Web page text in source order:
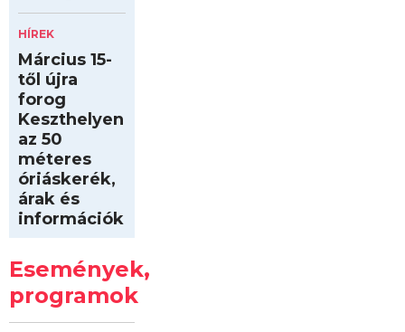
HÍREK
Március 15-
től újra
forog
Keszthelyen
az 50
méteres
óriáskerék,
árak és
információk
Események,
programok
Kilóméterek
2026